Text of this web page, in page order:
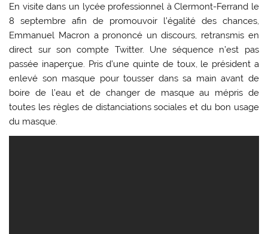
En visite dans un lycée professionnel à Clermont-Ferrand le
8 septembre afin de promouvoir l’égalité des chances,
Emmanuel Macron a prononcé un discours, retransmis en
direct sur son compte Twitter. Une séquence n’est pas
passée inaperçue. Pris d’une quinte de toux, le président a
enlevé son masque pour tousser dans sa main avant de
boire de l’eau et de changer de masque au mépris de
toutes les règles de distanciations sociales et du bon usage
du masque.